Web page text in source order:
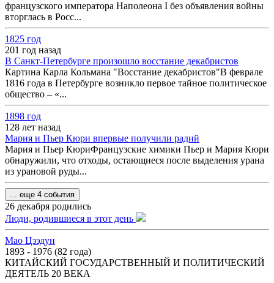
французского императора Наполеона I без объявления войны
вторглась в Росс...
1825 год
201 год назад
В Санкт-Петербурге произошло восстание декабристов
Картина Карла Кольмана "Восстание декабристов"В феврале
1816 года в Петербурге возникло первое тайное политическое
общество – «...
1898 год
128 лет назад
Мария и Пьер Кюри впервые получили радий
Мария и Пьер КюриФранцузские химики Пьер и Мария Кюри
обнаружили, что отходы, остающиеся после выделения урана
из урановой руды...
... еще 4 события
26 декабря родились
Люди, родившиеся в этот день
Мао Цзэдун
1893 - 1976 (82 года)
КИТАЙСКИЙ ГОСУДАРСТВЕННЫЙ И ПОЛИТИЧЕСКИЙ
ДЕЯТЕЛЬ 20 ВЕКА